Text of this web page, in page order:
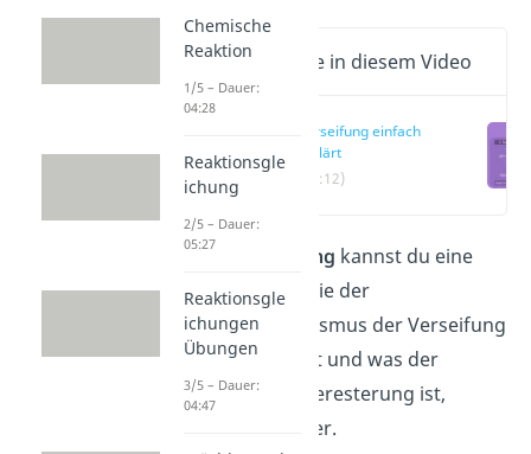
Wichtige Inhalte in diesem Video
Verseifung einfach
erklärt
(00:12)
Bei einer Verseifung kannst du eine
Seife herstellen. Wie der
Reaktionsmechanismus der Verseifung
genau funktioniert und was der
Unterschied zur Veresterung ist,
erklären wir dir hier.
Chemische
Reaktion
1/5 – Dauer:
04:28
Reaktionsgle
ichung
2/5 – Dauer:
05:27
Reaktionsgle
ichungen
Übungen
3/5 – Dauer:
04:47